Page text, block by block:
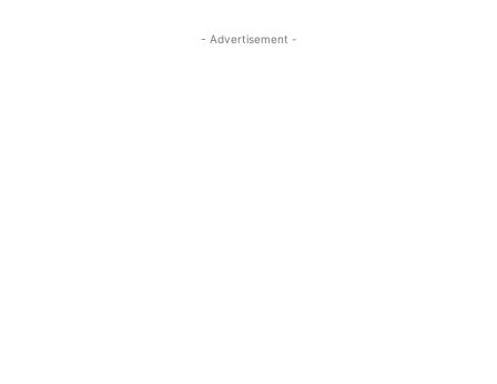
- Advertisement -